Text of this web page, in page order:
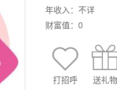
年收入：不详
财富值：0
打招呼 送礼物